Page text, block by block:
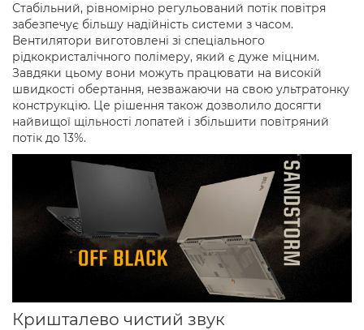
Стабільний, рівномірно регульований потік повітря
забезпечує більшу надійність системи з часом.
Вентилятори виготовлені зі спеціального
рідкокристалічного полімеру, який є дуже міцним.
Завдяки цьому вони можуть працювати на високій
швидкості обертання, незважаючи на свою ультратонку
конструкцію. Це рішення також дозволило досягти
найвищої щільності лопатей і збільшити повітряний
потік до 13%.
Кришталево чистий звук